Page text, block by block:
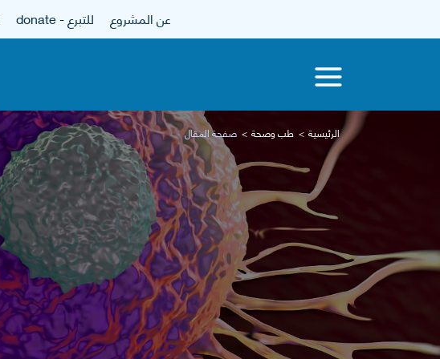
عن المشروع للتبرع - donate
الرئيسية طب وصحة صفحة المقال